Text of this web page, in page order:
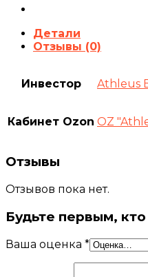
Детали
Отзывы (0)
Инвестор Athleus
Кабинет Ozon OZ
Отзывы
Отзывов пока нет.
Будьте первым,
Ваша оценка *